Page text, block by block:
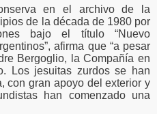
en el archivo de la
de la década de 1980 por
bajo el título “Nuevo
afirma que “a pesar
Bergoglio, la Compañía en
Los jesuitas zurdos se han
con gran apoyo del exterior y
han comenzado una